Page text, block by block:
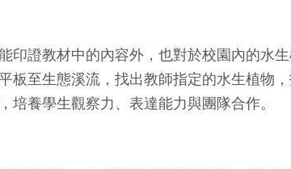
證教材中的內容外，也對於校園內的水
至生態溪流，找出教師指定的水生植物
養學生觀察力、表達能力與團隊合作。